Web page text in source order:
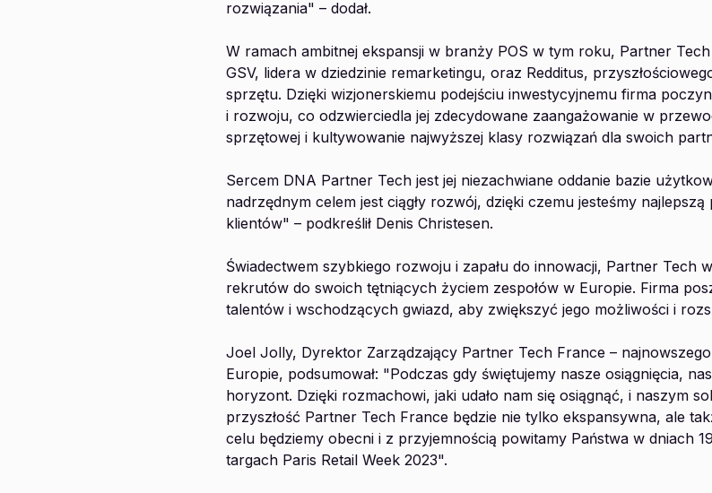
rozwiązania" – dodał.
W ramach ambitnej ekspansji w branży POS w tym roku, Partner
GSV, lidera w dziedzinie remarketingu, oraz Redditus,
sprzętu. Dzięki wizjonerskiemu podejściu inwestycyjnemu firma
i rozwoju, co odzwierciedla jej zdecydowane zaangażowanie w
sprzętowej i kultywowanie najwyższej klasy rozwiązań dla swoich
Sercem DNA Partner Tech jest jej niezachwiane oddanie bazie
nadrzędnym celem jest ciągły rozwój, dzięki czemu jesteśmy
klientów" – podkreślił Denis Christesen.
Świadectwem szybkiego rozwoju i zapału do innowacji, Partner Tech
rekrutów do swoich tętniących życiem zespołów w Europie. Firma
talentów i wschodzących gwiazd, aby zwiększyć jego możliwości i
Joel Jolly, Dyrektor Zarządzający Partner Tech France –
Europie, podsumował: "Podczas gdy świętujemy nasze osiągnięcia,
horyzont. Dzięki rozmachowi, jaki udało nam się osiągnąć, i naszym
przyszłość Partner Tech France będzie nie tylko ekspansywna, ale
celu będziemy obecni i z przyjemnością powitamy Państwa w dniach
targach Paris Retail Week 2023".